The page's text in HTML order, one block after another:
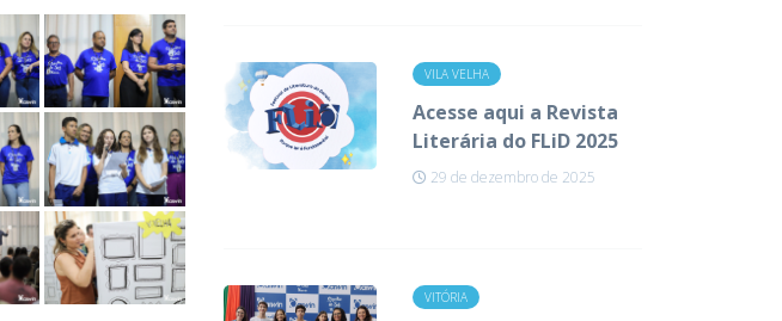
VILA VELHA
Acesse aqui a Revista
Literária do FLiD 2025
29 de dezembro de 2025
VITÓRIA